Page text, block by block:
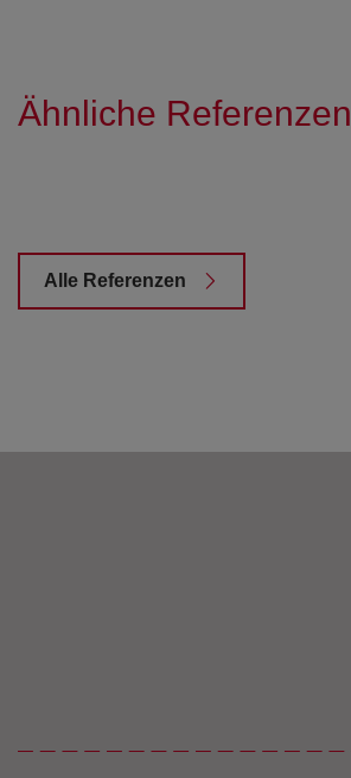
Ähnliche Referenzen
Alle Referenzen